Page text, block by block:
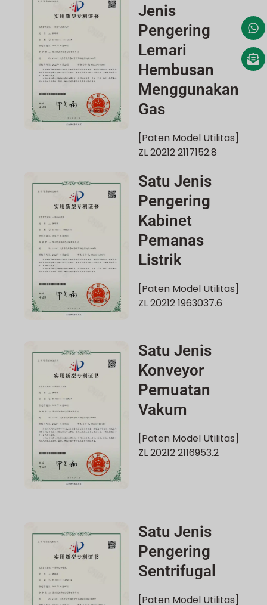
Jenis
Pengering
Lemari
Hembusan
Menggunakan
Gas
[Paten Model Utilitas]
ZL 20212 2117152.8
Satu Jenis
Pengering
Kabinet
Pemanas
Listrik
[Paten Model Utilitas]
ZL 20212 1963037.6
Satu Jenis
Konveyor
Pemuatan
Vakum
[Paten Model Utilitas]
ZL 20212 2116953.2
Satu Jenis
Pengering
Sentrifugal
[Paten Model Utilitas]